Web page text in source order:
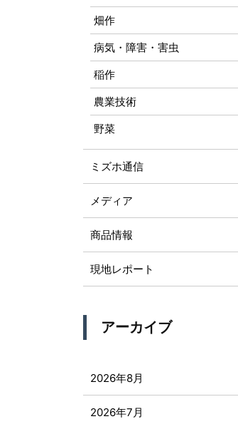
畑作
病気・障害・害虫
稲作
農業技術
野菜
ミズホ通信
メディア
商品情報
現地レポート
アーカイブ
2026年8月
2026年7月